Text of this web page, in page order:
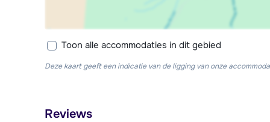
Toon alle accommodaties in dit gebied
Deze kaart geeft een indicatie van de ligging van onze
Reviews